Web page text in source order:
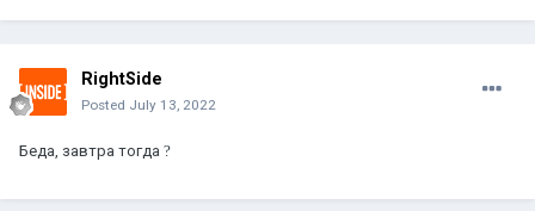
RightSide
Posted July 13, 2022
Беда, завтра тогда ?